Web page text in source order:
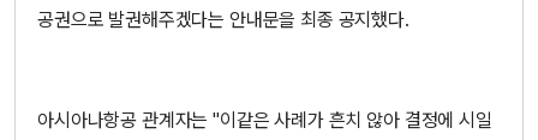
공권으로 발권해주겠다는 안내문을 최종 공지했다.
아시아나항공 관계자는 "이같은 사례가 흔치 않아 결정에 시일